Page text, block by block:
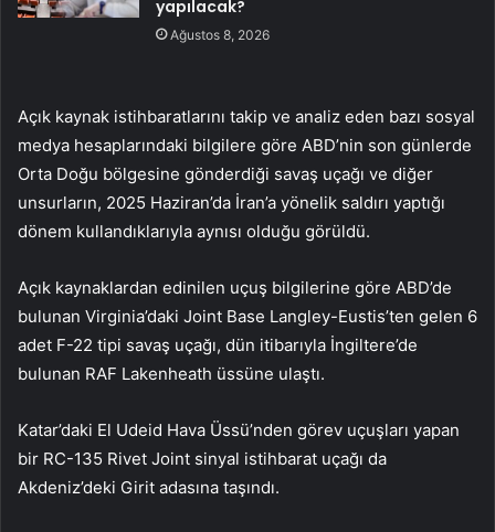
yapılacak?
Ağustos 8, 2026
Açık kaynak istihbaratlarını takip ve analiz eden bazı sosyal
medya hesaplarındaki bilgilere göre ABD’nin son günlerde
Orta Doğu bölgesine gönderdiği savaş uçağı ve diğer
unsurların, 2025 Haziran’da İran’a yönelik saldırı yaptığı
dönem kullandıklarıyla aynısı olduğu görüldü.
Açık kaynaklardan edinilen uçuş bilgilerine göre ABD’de
bulunan Virginia’daki Joint Base Langley-Eustis’ten gelen 6
adet F-22 tipi savaş uçağı, dün itibarıyla İngiltere’de
bulunan RAF Lakenheath üssüne ulaştı.
Katar’daki El Udeid Hava Üssü’nden görev uçuşları yapan
bir RC-135 Rivet Joint sinyal istihbarat uçağı da
Akdeniz’deki Girit adasına taşındı.